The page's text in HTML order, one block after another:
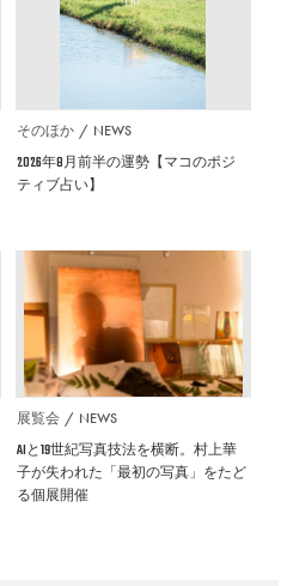
そのほか NEWS
2026年8月前半の運勢【マコのポジ
ティブ占い】
展覧会 NEWS
AIと19世紀写真技法を横断。村上華
子が失われた「最初の写真」をたど
る個展開催